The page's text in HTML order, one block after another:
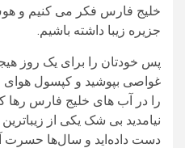
خلیج فارس فکر می کنیم و
جزیره زیبا داشته باشیم.
پس خودتان را برای یک روز
غواصی بپوشید و کپسول هوای
را در آب های خلیج فارس رها
نیامدید بی شک یکی از
دست داده‌اید و سال‌ها حسرت